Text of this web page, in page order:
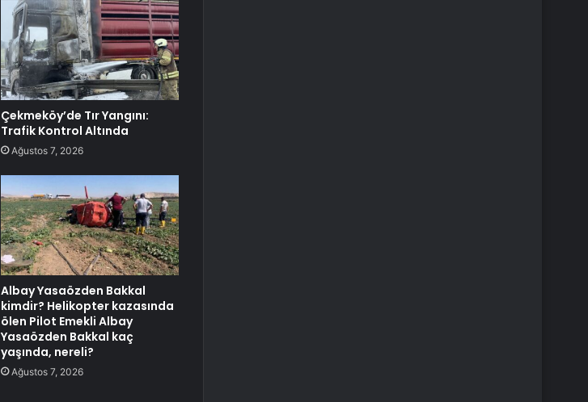
Çekmeköy’de Tır Yangını:
Trafik Kontrol Altında
Ağustos 7, 2026
Albay Yasaözden Bakkal
kimdir? Helikopter kazasında
ölen Pilot Emekli Albay
Yasaözden Bakkal kaç
yaşında, nereli?
Ağustos 7, 2026